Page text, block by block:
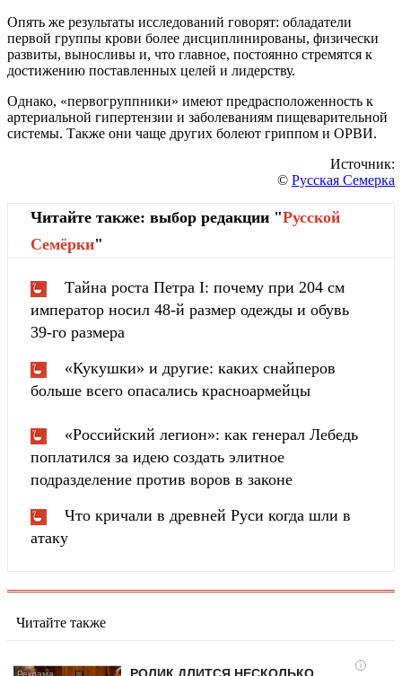
Опять же результаты исследований говорят: обладатели
первой группы крови более дисциплинированы, физически
развиты, выносливы и, что главное, постоянно стремятся к
достижению поставленных целей и лидерству.
Однако, «первогруппники» имеют предрасположенность к
артериальной гипертензии и заболеваниям пищеварительной
системы. Также они чаще других болеют гриппом и ОРВИ.
Источник:
© Русская Семерка
Читайте также: выбор редакции "Русской
Cемёрки"
Тайна роста Петра I: почему при 204 см
император носил 48-й размер одежды и обувь
39-го размера
«Кукушки» и другие: каких снайперов
больше всего опасались красноармейцы
«Российский легион»: как генерал Лебедь
поплатился за идею создать элитное
подразделение против воров в законе
Что кричали в древней Руси когда шли в
атаку
Читайте также
i